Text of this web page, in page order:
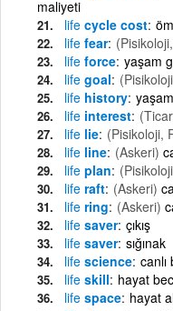
maliyeti
life cycle cost
life fear
life force yaşam
life goal
life history
life interest
life lie (Pisikoloji,
life line (Askeri)
life plan
life raft (Askeri)
life ring (Askeri)
life saver çıkış
life saver sığınak
life science canlı
life skill hayat
life space hayat